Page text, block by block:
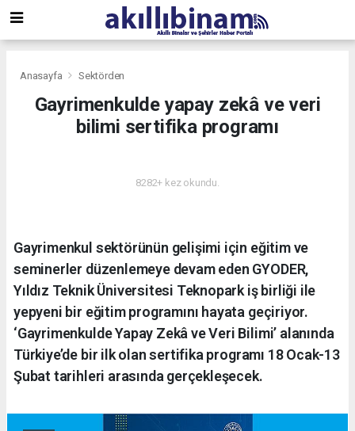
Anasayfa Sektörden
Gayrimenkulde yapay zekâ ve veri
bilimi sertifika programı
8282+ kez okundu.
Gayrimenkul sektörünün gelişimi için eğitim ve
seminerler düzenlemeye devam eden GYODER,
Yıldız Teknik Üniversitesi Teknopark iş birliği ile
yepyeni bir eğitim programını hayata geçiriyor.
‘Gayrimenkulde Yapay Zekâ ve Veri Bilimi’ alanında
Türkiye’de bir ilk olan sertifika programı 18 Ocak-13
Şubat tarihleri arasında gerçekleşecek.